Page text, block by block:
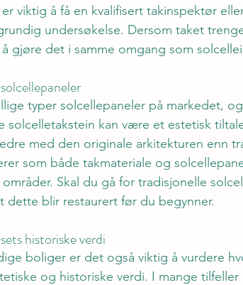
viktig å få en kvalifisert takinspektør
undersøkelse. Dersom taket
gjøre det i samme omgang som
typer solcellepaneler på markedet,
solcelletakstein kan være et estetisk
med den originale arkitekturen enn
som både takmateriale og
Skal du gå for tradisjonelle
dette blir restaurert før du begynner.
historiske verdi
boliger er det også viktig å vurdere
og historiske verdi. I mange